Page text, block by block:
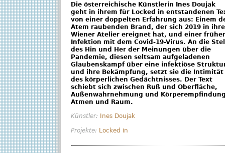
Die österreichische Künstlerin Ines Doujak
geht in ihrem für Locked in entstandenen
von einer doppelten Erfahrung aus: Einem
Atem raubenden Brand, der sich 2019 in
Wiener Atelier ereignet hat, und einer
Infektion mit dem Covid-19-Virus. An die
des Hin und Her der Meinungen über die
Pandemie, diesen seltsam aufgeladenen
Glaubenskampf über eine infektiöse
und ihre Bekämpfung, setzt sie die Intimität
des körperlichen Gedächtnisses. Der Text
schiebt sich zwischen Ruß und Oberfläche,
Außenwahrnehmung und
Atmen und Raum.
Künstler: Ines Doujak
Projekte: Locked in